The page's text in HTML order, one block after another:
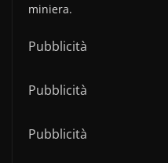
miniera.
Pubblicità
Pubblicità
Pubblicità